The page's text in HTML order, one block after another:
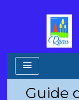
menu
Guide